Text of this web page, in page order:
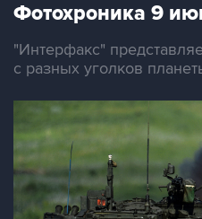
Фотохроника 9
"Интерфакс"
с разных уголков